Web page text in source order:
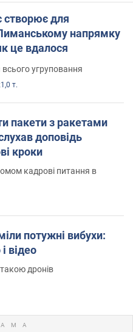
створює для
напрямку
це вдалося
угруповання
т.
пакети з ракетами
доповідь
кроки
кадрові питання в
потужні вибухи:
відео
дронів